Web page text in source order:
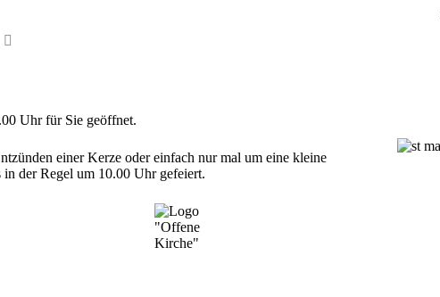
Uhr für Sie geöffnet.
einer Kerze oder einfach nur mal um eine kleine
in der Regel um 10.00 Uhr gefeiert.